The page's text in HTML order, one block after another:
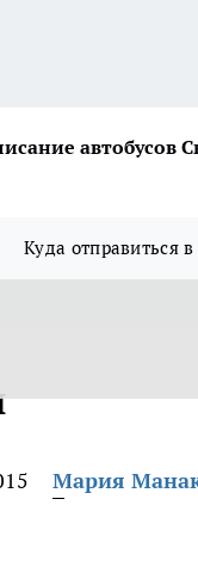
автобусов
Куда отправиться в
Мария